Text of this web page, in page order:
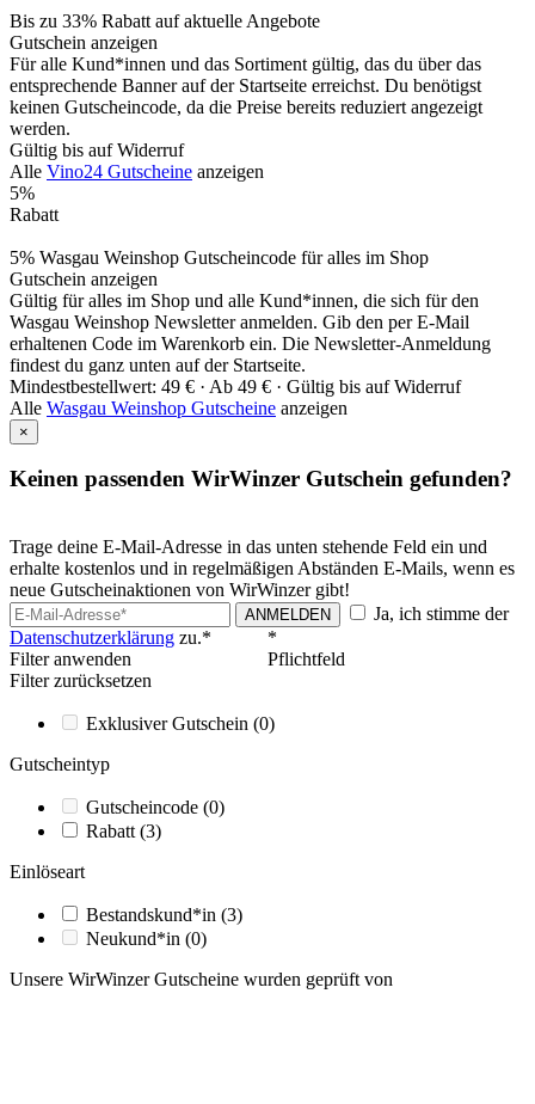
Bis zu 33% Rabatt auf aktuelle Angebote
Gutschein anzeigen
Für alle Kund*innen und das Sortiment gültig, das du über das
entsprechende Banner auf der Startseite erreichst. Du benötigst
keinen Gutscheincode, da die Preise bereits reduziert angezeigt
werden.
Gültig bis auf Widerruf
Alle Vino24 Gutscheine anzeigen
5%
Rabatt
5% Wasgau Weinshop Gutscheincode für alles im Shop
Gutschein anzeigen
Gültig für alles im Shop und alle Kund*innen, die sich für den
Wasgau Weinshop Newsletter anmelden. Gib den per E-Mail
erhaltenen Code im Warenkorb ein. Die Newsletter-Anmeldung
findest du ganz unten auf der Startseite.
Mindestbestellwert: 49 € · Ab 49 € · Gültig bis auf Widerruf
Alle Wasgau Weinshop Gutscheine anzeigen
×
Keinen passenden WirWinzer Gutschein gefunden?
Trage deine E-Mail-Adresse in das unten stehende Feld ein und
erhalte kostenlos und in regelmäßigen Abständen E-Mails, wenn es
neue Gutscheinaktionen von WirWinzer gibt!
ANMELDEN
Ja, ich stimme der
Datenschutzerklärung zu.*
*
Pflichtfeld
Filter anwenden
Filter zurücksetzen
Exklusiver Gutschein (0)
Gutscheintyp
Gutscheincode (0)
Rabatt (3)
Einlöseart
Bestandskund*in (3)
Neukund*in (0)
Unsere WirWinzer Gutscheine wurden geprüft von